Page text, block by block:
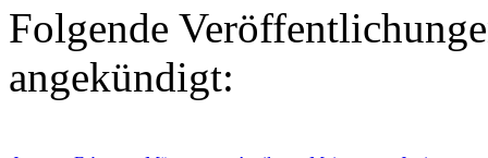
Folgende
angekündigt: